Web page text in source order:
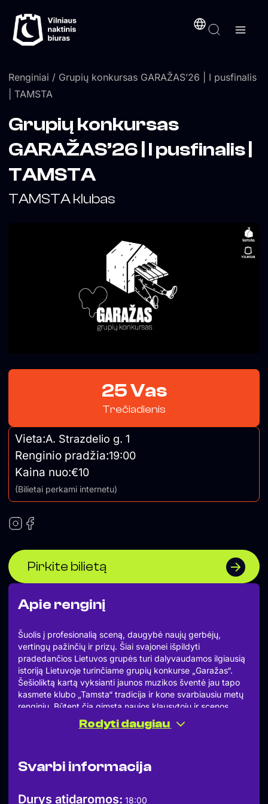
prie
turinio
Renginiai / Grupių konkursas GARAŽAS’26 | I pusfinalis
| TAMSTA
Apie renginį
Šuolis į profesionalią sceną, daugybė naujų gerbėjų,
vertingų pažinčių ir prizų. Šiai svajonei išpildyti
pradedančios Lietuvos grupės turi dalyvaudamos ilgiausią
istoriją Lietuvoje turinčiame grupių konkurse „Garažas“.
Šešioliktą kartą vyksianti jaunos muzikos šventė jau tapo
kasmete klubo „Tamsta“ tradicija ir kone svarbiausiu metų
renginiu. Būtent čia gimsta naujos klausytojų ir scenos
naujokų pažintys, o konkurse atrastų talentų vardai žymiai
garsiau suskamba Lietuvos muzikiniame lauke. Taip savo
❤︎
Rodyti daugiau
Svarbi informacija
Durys atidaromos: 18:00
Grupių konkursas
GARAŽAS’26 | I pusfinalis |
TAMSTA
TAMSTA klubas
25 Vas
Trečiadienis
Vieta:A. Strazdelio g. 1
Renginio pradžia:19:00
Kaina nuo:€10
(Bilietai perkami internetu)
Pirkite bilietą